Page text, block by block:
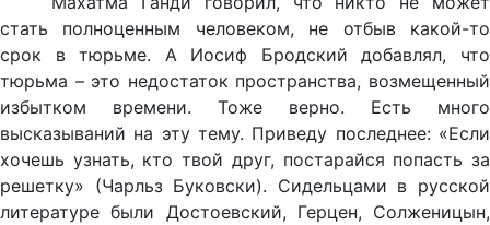
стать полноценным человеком, не отбыв какой-то
срок в тюрьме. А Иосиф Бродский добавлял, что
тюрьма – это недостаток пространства, возмещенный
избытком времени. Тоже верно. Есть много
высказываний на эту тему. Приведу последнее: «Если
хочешь узнать, кто твой друг, постарайся попасть за
решетку» (Чарльз Буковски). Сидельцами в русской
литературе были Достоевский, Герцен, Солженицын,